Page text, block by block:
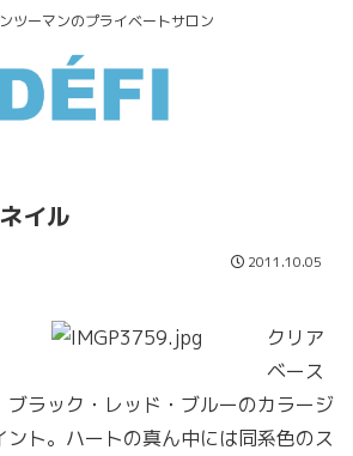
ツーマンのプライベートサロン
イル
2011.10.05
クリア
ベース
ブラック・レッド・ブルーのカラージ
ント。ハートの真ん中には同系色のス